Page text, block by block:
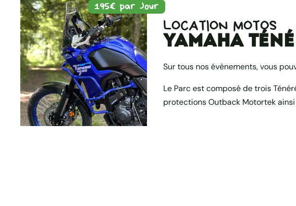
195€ par Jour
LOCATION MOTOS
Yamaha
Sur tous nos évènements, vous
Le Parc est composé de trois
protections Outback Motortek